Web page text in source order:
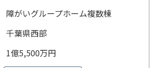
障がいグループホーム複数棟
千葉県西部
1億5,500万円